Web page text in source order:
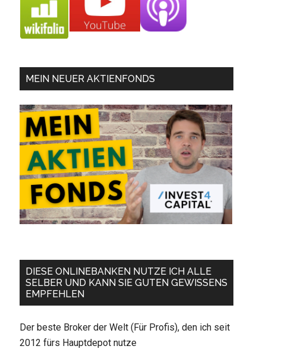
MEIN NEUER AKTIENFONDS
DIESE ONLINEBANKEN NUTZE ICH ALLE
SELBER UND KANN SIE GUTEN GEWISSENS
EMPFEHLEN
Der beste Broker der Welt (Für Profis), den ich seit
2012 fürs Hauptdepot nutze